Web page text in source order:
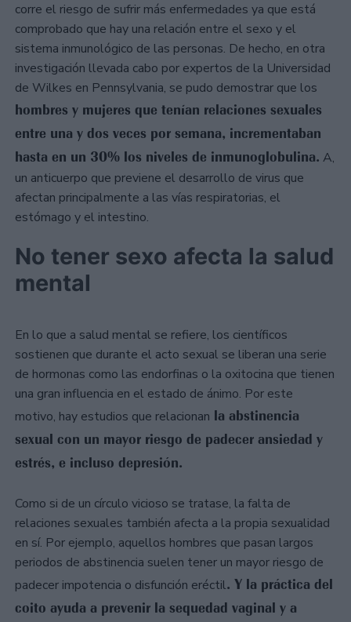
corre el riesgo de sufrir más enfermedades ya que está
comprobado que hay una relación entre el sexo y el
sistema inmunológico de las personas. De hecho, en otra
investigación llevada cabo por expertos de la Universidad
de Wilkes en Pennsylvania, se pudo demostrar que los
hombres y mujeres que tenían relaciones sexuales
entre una y dos veces por semana, incrementaban
hasta en un 30% los niveles de inmunoglobulina. A,
un anticuerpo que previene el desarrollo de virus que
afectan principalmente a las vías respiratorias, el
estómago y el intestino.
No tener sexo afecta la salud
mental
En lo que a salud mental se refiere, los científicos
sostienen que durante el acto sexual se liberan una serie
de hormonas como las endorfinas o la oxitocina que tienen
una gran influencia en el estado de ánimo. Por este
motivo, hay estudios que relacionan la abstinencia
sexual con un mayor riesgo de padecer ansiedad y
estrés, e incluso depresión.
Como si de un círculo vicioso se tratase, la falta de
relaciones sexuales también afecta a la propia sexualidad
en sí. Por ejemplo, aquellos hombres que pasan largos
periodos de abstinencia suelen tener un mayor riesgo de
padecer impotencia o disfunción eréctil. Y la práctica del
coito ayuda a prevenir la sequedad vaginal y a